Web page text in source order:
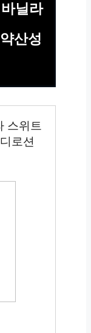
닐라
산성
스위트
로션